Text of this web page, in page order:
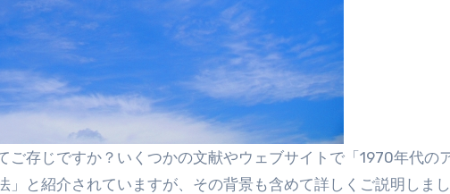
と紹介されていますが、その背景も含めて詳しくご説明しまし